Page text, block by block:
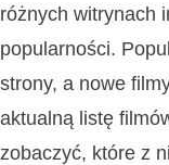
różnych witrynach
popularności.
strony, a nowe
aktualną listę
zobaczyć, które z